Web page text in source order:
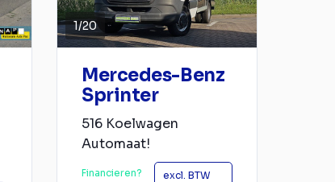
1/20
Mercedes-Benz
Sprinter
516 Koelwagen
Automaat!
Financieren? excl. BTW